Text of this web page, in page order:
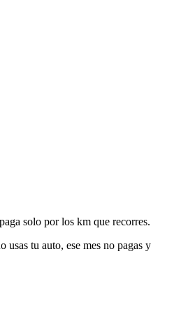
paga solo por los km que recorres.
usas tu auto, ese mes no pagas y